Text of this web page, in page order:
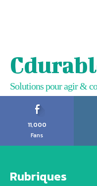
Solutions pour agir &
11,000
Fans
Rubriques